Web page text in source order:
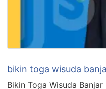
bikin toga wisuda
Bikin Toga Wisuda